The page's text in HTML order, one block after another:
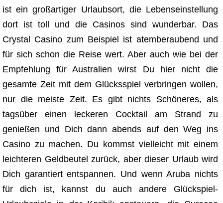
ist ein großartiger Urlaubsort, die Lebenseinstellung
dort ist toll und die Casinos sind wunderbar. Das
Crystal Casino zum Beispiel ist atemberaubend und
für sich schon die Reise wert. Aber auch wie bei der
Empfehlung für Australien wirst Du hier nicht die
gesamte Zeit mit dem Glücksspiel verbringen wollen,
nur die meiste Zeit. Es gibt nichts Schöneres, als
tagsüber einen leckeren Cocktail am Strand zu
genießen und Dich dann abends auf den Weg ins
Casino zu machen. Du kommst vielleicht mit einem
leichteren Geldbeutel zurück, aber dieser Urlaub wird
Dich garantiert entspannen. Und wenn Aruba nichts
für dich ist, kannst du auch andere Glückspiel-